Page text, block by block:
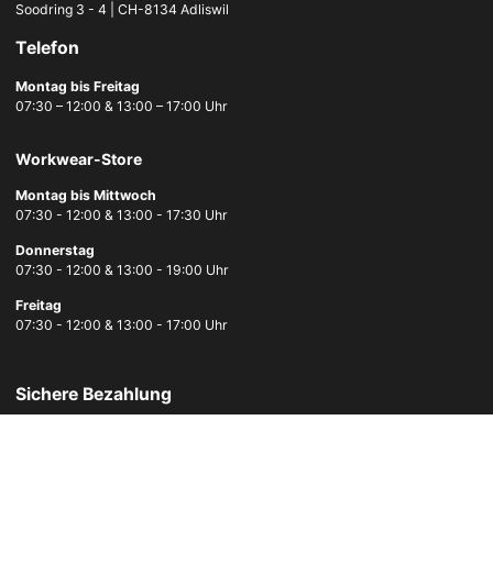
Soodring 3 - 4 | CH-8134 Adliswil
Telefon
Montag bis Freitag
07:30 – 12:00 & 13:00 – 17:00 Uhr
Workwear-Store
Montag bis Mittwoch
07:30 - 12:00 & 13:00 - 17:30 Uhr
Donnerstag
07:30 - 12:00 & 13:00 - 19:00 Uhr
Freitag
07:30 - 12:00 & 13:00 - 17:00 Uhr
Sichere Bezahlung